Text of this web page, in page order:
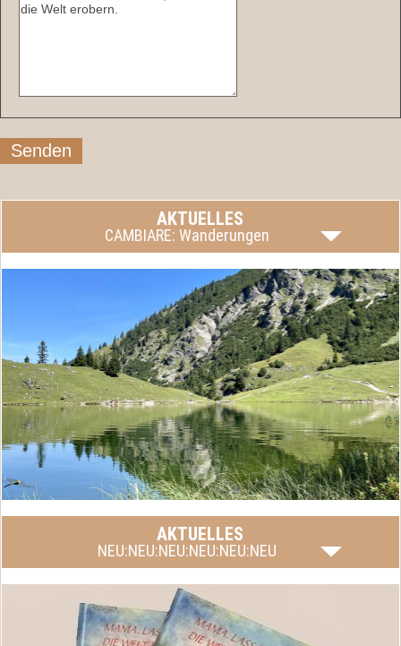
Senden
AKTUELLES
CAMBIARE: Wanderungen
mehr lesen
AKTUELLES
NEU:NEU:NEU:NEU:NEU:NEU
mehr lesen
Fink-Eisinger ist endlich fertig.